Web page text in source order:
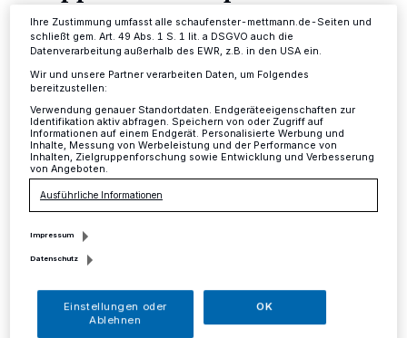
einen Tag verschoben werden
abfahrbereit in Emlichheim. Der 400 t-Kran wurde
schon zur Einbaustelle in Dornap gefahren und wartet
auf seinen Einsatz.
20.09.2017 , 12:13 Uhr
Ihre Zustimmung umfasst alle schaufenster-mettmann.de-Seiten und
schließt gem. Art. 49 Abs. 1 S. 1 lit. a DSGVO auch die
Datenverarbeitung außerhalb des EWR, z.B. in den USA ein.
Wir und unsere Partner verarbeiten Daten, um Folgendes
bereitzustellen:
Verwendung genauer Standortdaten. Endgeräteeigenschaften zur
Identifikation aktiv abfragen. Speichern von oder Zugriff auf
Informationen auf einem Endgerät. Personalisierte Werbung und
Inhalte, Messung von Werbeleistung und der Performance von
Inhalten, Zielgruppenforschung sowie Entwicklung und Verbesserung
von Angeboten.
Ausführliche Informationen
Impressum
Datenschutz
Einstellungen oder
Ablehnen
OK